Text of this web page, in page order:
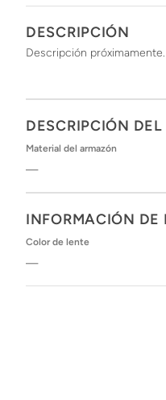
DESCRIPCIÓN
Descripción
DESCRIPCIÓN
Material del armazón
—
INFORMACIÓN DE
Color de lente
—